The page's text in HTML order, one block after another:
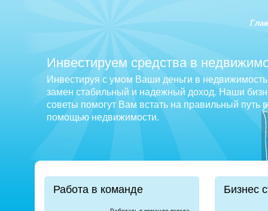
Инвестируем средства в
Инвестируя с умом Ваши деньги в
замен стабильный и надежный доход. Наши
советы помогут Вам встать на правильный путь
помощью недвижимости.
Работа в команде Бизнес